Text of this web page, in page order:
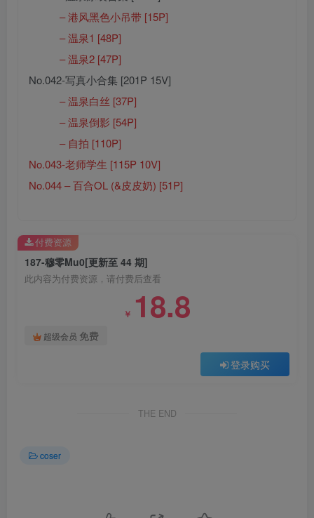
– 港风黑色小吊带 [15P]
– 温泉1 [48P]
– 温泉2 [47P]
No.042-写真小合集 [201P 15V]
– 温泉白丝 [37P]
– 温泉倒影 [54P]
– 自拍 [110P]
No.043-老师学生 [115P 10V]
No.044 – 百合OL (&皮皮奶) [51P]
187-穆零Mu0[更新至 44 期]
此内容为付费资源，请付费后查看
￥ 18.8
超级会员 免费
登录购买
付费资源
THE END
coser